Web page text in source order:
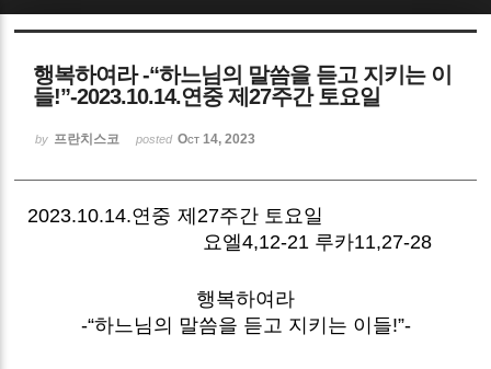
행복하여라 -“하느님의 말씀을 듣고 지키는 이
들!”-2023.10.14.연중 제27주간 토요일
by 프란치스코 posted Oct 14, 2023
2023.10.14.연중 제27주간 토요일
요엘4,12-21 루카11,27-28
행복하여라
-“하느님의 말씀을 듣고 지키는 이들!”-
Sketchbook5, 스케치북5
Sketchbook5, 스케치북5